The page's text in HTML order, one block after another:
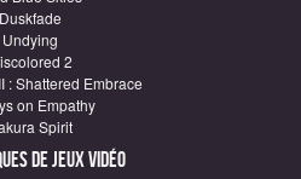
Duskfade
Undying
2
: Shattered Embrace
on Empathy
Spirit
de Jeux vidéo